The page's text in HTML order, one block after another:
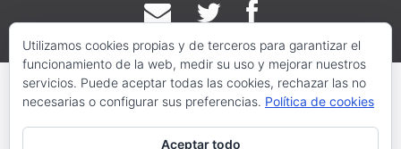
Utilizamos cookies propias y de terceros para garantizar el
funcionamiento de la web, medir su uso y mejorar nuestros
servicios. Puede aceptar todas las cookies, rechazar las no
necesarias o configurar sus preferencias. Política de cookies
Aceptar todo